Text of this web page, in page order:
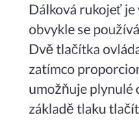
Dálková rukojeť
obvykle se
Dvě tlačítka
zatímco
umožňuje plynulé
základě tlaku